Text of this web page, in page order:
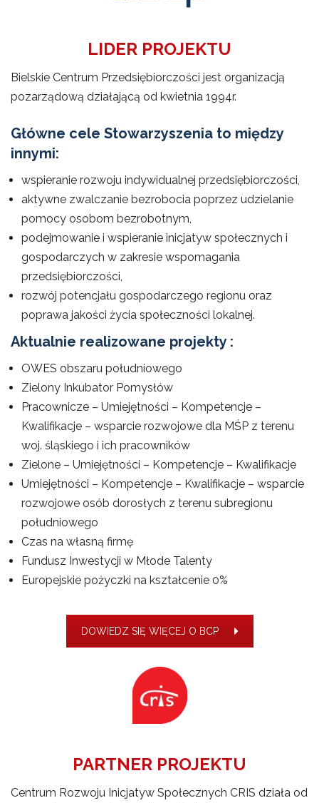
LIDER PROJEKTU
Bielskie Centrum Przedsiębiorczości jest organizacją
pozarządową działającą od kwietnia 1994r.
Główne cele Stowarzyszenia to między
innymi:
wspieranie rozwoju indywidualnej przedsiębiorczości,
aktywne zwalczanie bezrobocia poprzez udzielanie
pomocy osobom bezrobotnym,
podejmowanie i wspieranie inicjatyw społecznych i
gospodarczych w zakresie wspomagania
przedsiębiorczości,
rozwój potencjału gospodarczego regionu oraz
poprawa jakości życia społeczności lokalnej.
Aktualnie realizowane projekty :
OWES obszaru południowego
Zielony Inkubator Pomysłów
Pracownicze – Umiejętności – Kompetencje –
Kwalifikacje – wsparcie rozwojowe dla MŚP z terenu
woj. śląskiego i ich pracowników
Zielone – Umiejętności – Kompetencje – Kwalifikacje
Umiejętności – Kompetencje – Kwalifikacje – wsparcie
rozwojowe osób dorosłych z terenu subregionu
południowego
Czas na własną firmę
Fundusz Inwestycji w Młode Talenty
Europejskie pożyczki na kształcenie 0%
DOWIEDZ SIĘ WIĘCEJ O BCP
PARTNER PROJEKTU
Centrum Rozwoju Inicjatyw Społecznych CRIS działa od